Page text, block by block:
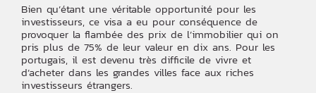
Bien qu’étant une véritable opportunité pour les
investisseurs, ce visa a eu pour conséquence de
provoquer la flambée des prix de l’immobilier qui on
pris plus de 75% de leur valeur en dix ans. Pour les
portugais, il est devenu très difficile de vivre et
d’acheter dans les grandes villes face aux riches
investisseurs étrangers.